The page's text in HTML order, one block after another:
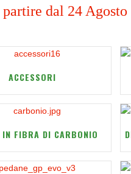
dal 24 Agosto
ACCESSORI
IN FIBRA DI CARBONIO